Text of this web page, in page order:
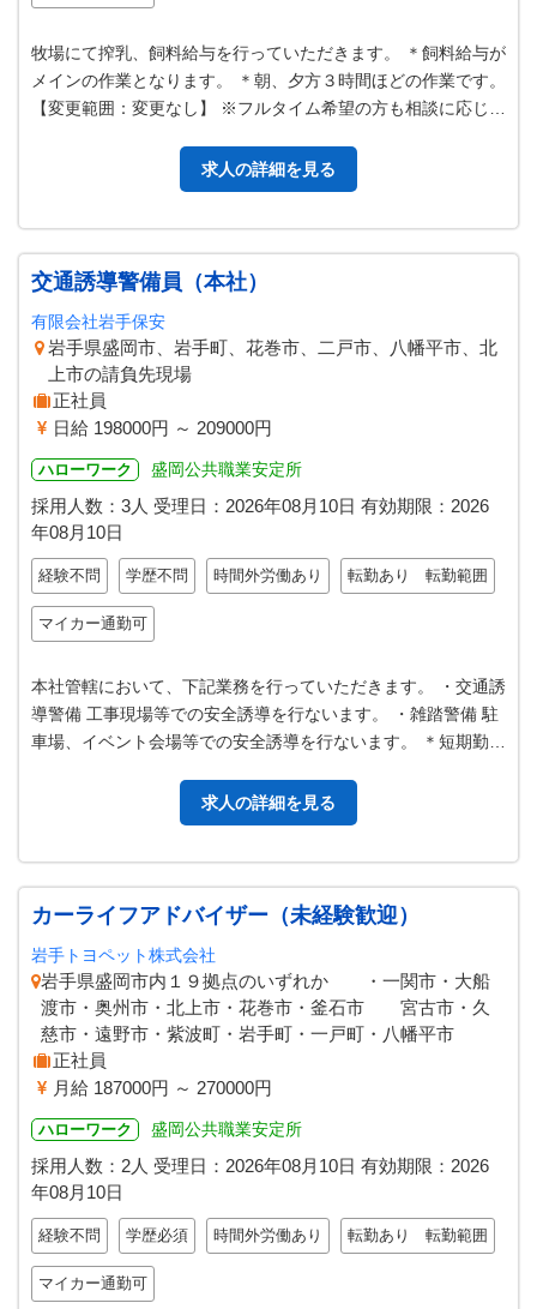
牧場にて搾乳、飼料給与を行っていただきます。 ＊飼料給与が
メインの作業となります。 ＊朝、夕方３時間ほどの作業です。
【変更範囲：変更なし】 ※フルタイム希望の方も相談に応じま
求人の詳細を見る
交通誘導警備員（本社）
有限会社岩手保安
岩手県盛岡市、岩手町、花巻市、二戸市、八幡平市、北
上市の請負先現場
正社員
日給 198000円 ～ 209000円
ハローワーク 盛岡公共職業安定所
採用人数：3人 受理日： 2026年08月10日 有効期限： 2026
年08月10日
経験不問 学歴不問 時間外労働あり 転勤あり 転勤範囲
マイカー通勤可
本社管轄において、下記業務を行っていただきます。 ・交通誘
導警備 工事現場等での安全誘導を行ないます。 ・雑踏警備 駐
車場、イベント会場等での安全誘導を行ないます。 ＊短期勤務
求人の詳細を見る
カーライフアドバイザー（未経験歓迎）
岩手トヨペット株式会社
岩手県盛岡市内１９拠点のいずれか ・一関市・大船
渡市・奥州市・北上市・花巻市・釜石市 宮古市・久
慈市・遠野市・紫波町・岩手町・一戸町・八幡平市
正社員
月給 187000円 ～ 270000円
ハローワーク 盛岡公共職業安定所
採用人数：2人 受理日： 2026年08月10日 有効期限： 2026
年08月10日
経験不問 学歴必須 時間外労働あり 転勤あり 転勤範囲
マイカー通勤可